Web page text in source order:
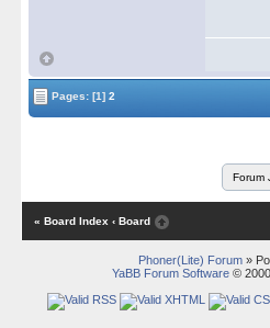
Pages: [1] 2
« Board Index ‹ Board
Phoner(Lite) Forum»
YaBB Forum Software©